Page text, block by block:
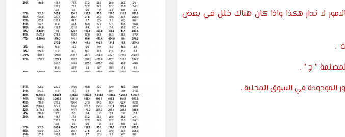
لا تدار هكذا واذا كان هناك خلل في بعض
.
" ج " .
الموجودة في السوق المحلية .